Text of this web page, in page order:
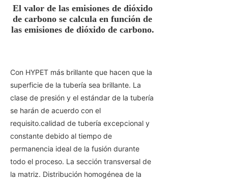
El valor de las emisiones de dióxido
de carbono se calcula en función de
las emisiones de dióxido de carbono.
Con HYPET más brillante que hacen que la
superficie de la tubería sea brillante. La
clase de presión y el estándar de la tubería
se harán de acuerdo con el
requisito.calidad de tubería excepcional y
constante debido al tiempo de
permanencia ideal de la fusión durante
todo el proceso. La sección transversal de
la matriz. Distribución homogénea de la